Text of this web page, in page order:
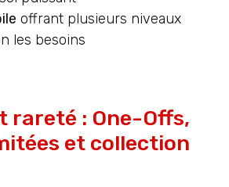
offrant plusieurs niveaux
les besoins
rareté : One-Offs,
et collection